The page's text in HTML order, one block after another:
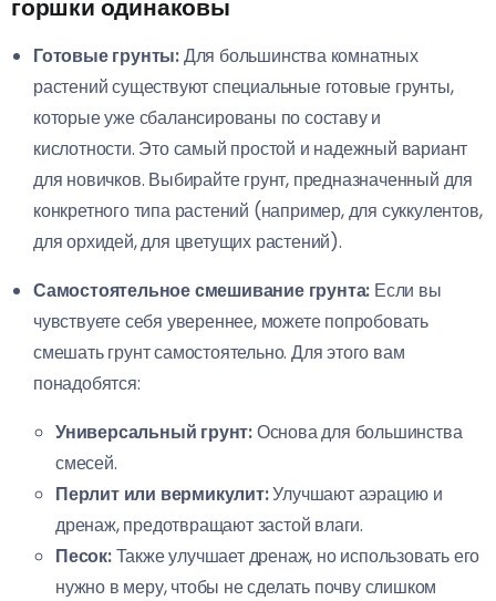
горшки одинаковы
Готовые грунты:Для большинства комнатных
растений существуют специальные готовые грунты,
которые уже сбалансированы по составу и
кислотности. Это самый простой и надежный вариант
для новичков. Выбирайте грунт, предназначенный для
конкретного типа растений (например, для суккулентов,
для орхидей, для цветущих растений).
Самостоятельное смешивание грунта: Если вы
чувствуете себя увереннее, можете попробовать
смешать грунт самостоятельно. Для этого вам
понадобятся:
Универсальный грунт:Основа для большинства
смесей.
Перлит или вермикулит:Улучшают аэрацию и
дренаж, предотвращают застой влаги.
Песок:Также улучшает дренаж, но использовать его
нужно в меру, чтобы не сделать почву слишком